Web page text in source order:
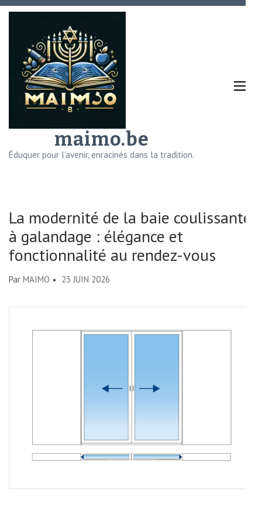
Aller
(Pressez
Entrée)
maimo.be
Éduquer pour l'avenir, enracinés dans la tradition.
La modernité de la baie coulissante
à galandage : élégance et
fonctionnalité au rendez-vous
Par MAIMO 23 JUIN 2026